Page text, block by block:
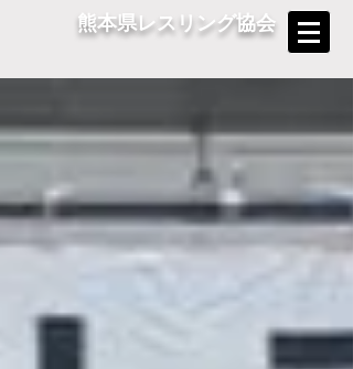
熊本県レスリング協会